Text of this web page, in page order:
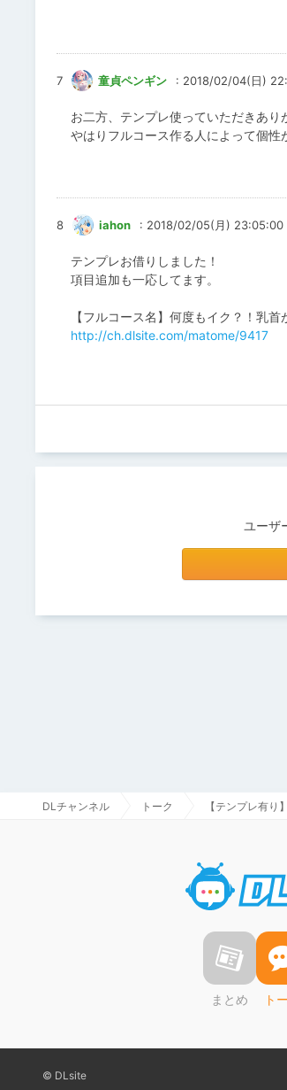
7 童貞ペンギン : 2018/02/04(日)
お二方、テンプレ使っていただきあり
やはりフルコース作る人によって個性
8 iahon : 2018/02/05(月) 23:05:00
テンプレお借りしました！
項目追加も一応してます。
【フルコース名】何度もイク？！乳
http://ch.dlsite.com/matome/9417
ユーザ
DLチャンネル トーク 【テンプレ有
まとめ ト
© DLsite